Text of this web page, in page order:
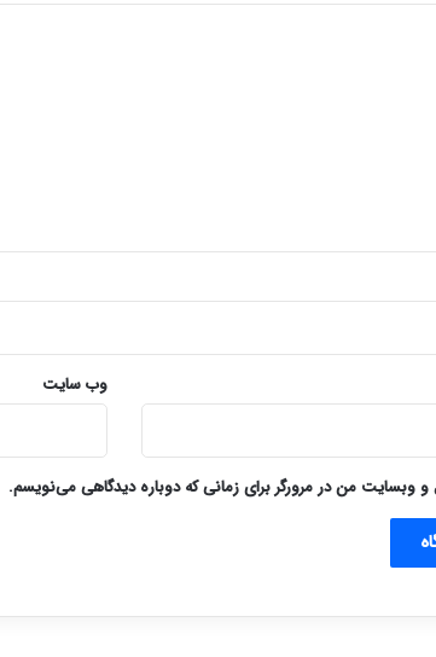
وب‌ سایت
و وبسایت من در مرورگر برای زمانی که دوباره دیدگاهی می‌نویسم.